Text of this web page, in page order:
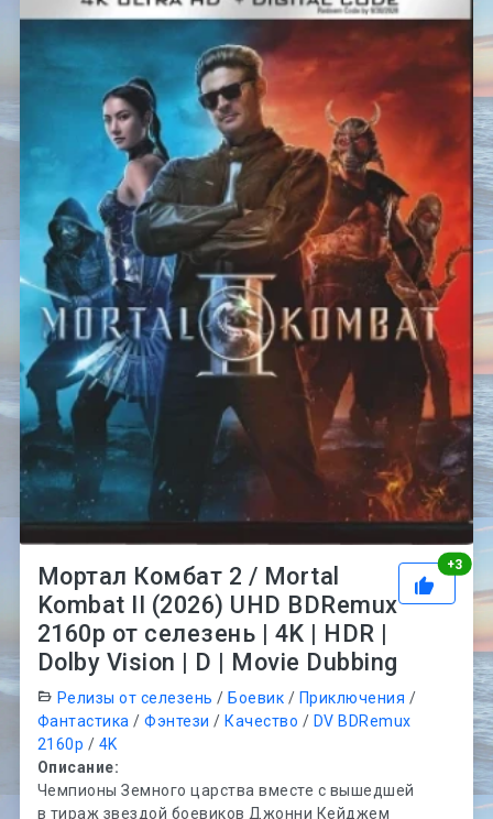
+3
Мортал Комбат 2 / Mortal
Kombat II (2026) UHD BDRemux
2160p от селезень | 4K | HDR |
Dolby Vision | D | Movie Dubbing
Релизы от селезень / Боевик / Приключения /
Фантастика /Фэнтези / Качество / DV BDRemux
2160p / 4K
Описание:
Чемпионы Земного царства вместе с вышедшей
в тираж звездой боевиков Джонни Кейджем